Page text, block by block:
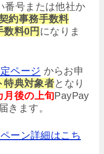
番号または他社か
約事務手数料
料0円 になりま
ページ からお申
特典対象者となり
月後の上旬PayPay
きます。
ーン詳細はこち